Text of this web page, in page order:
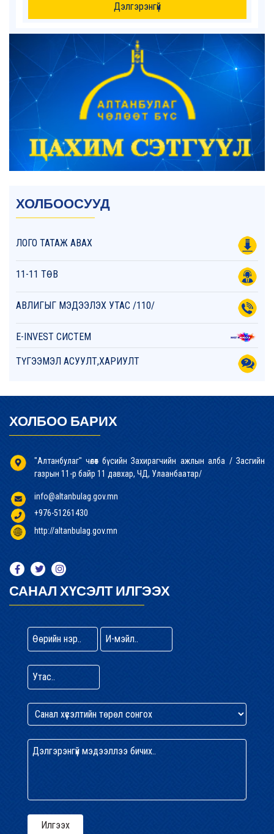
Дэлгэрэнгүй
ХОЛБООСУУД
ЛОГО ТАТАЖ АВАХ
11-11 ТӨВ
АВЛИГЫГ МЭДЭЭЛЭХ УТАС /110/
E-INVEST СИСТЕМ
ТҮГЭЭМЭЛ АСУУЛТ,ХАРИУЛТ
ХОЛБОО БАРИХ
"Алтанбулаг" чөлөөт бүсийн Захирагчийн ажлын алба / Засгийн
газрын 11-р байр 11 давхар, ЧД, Улаанбаатар/
info@altanbulag.gov.mn
+976-51261430
http://altanbulag.gov.mn
САНАЛ ХҮСЭЛТ ИЛГЭЭХ